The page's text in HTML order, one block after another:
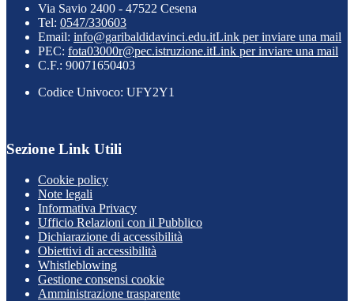
Via Savio 2400 - 47522 Cesena
Tel: 0547/330603
Email: info@garibaldidavinci.edu.itLink per inviare una mail
PEC: fota03000r@pec.istruzione.itLink per inviare una mail
C.F.: 90071650403
Codice Univoco: UFY2Y1
Sezione Link Utili
Cookie policy
Note legali
Informativa Privacy
Ufficio Relazioni con il Pubblico
Dichiarazione di accessibilità
Obiettivi di accessibilità
Whistleblowing
Gestione consensi cookie
Amministrazione trasparente